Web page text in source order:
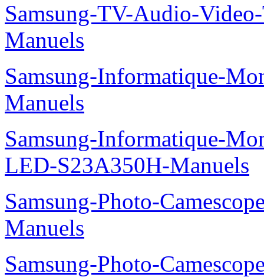
Samsung-TV-Audio-
Manuels
Samsung-Informatique-
Manuels
Samsung-Informatique-
LED-S23A350H-Manuels
Samsung-Photo-
Manuels
Samsung-Photo-